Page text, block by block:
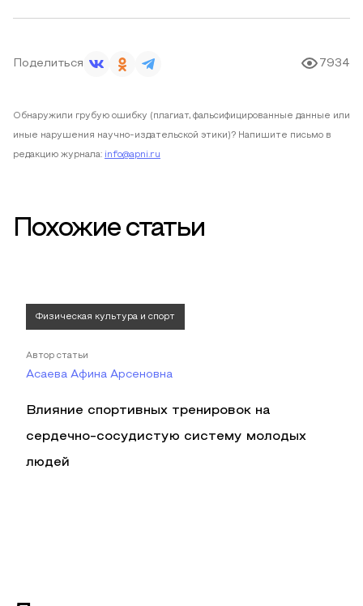
Поделиться 7934
Обнаружили грубую ошибку (плагиат, фальсифицированные данные или
иные нарушения научно-издательской этики)? Напишите письмо в
редакцию журнала: info@apni.ru
Похожие статьи
Физическая культура и спорт
Автор статьи
Асаева Афина Арсеновна
Влияние спортивных тренировок на
сердечно-сосудистую систему молодых
людей